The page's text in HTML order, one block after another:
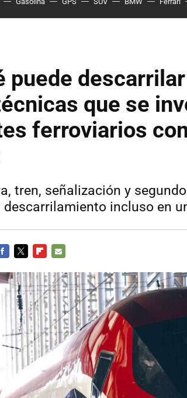
puede
que se
ferroviarios
tren, señalización y
descarrilamiento incluso en
MAIL